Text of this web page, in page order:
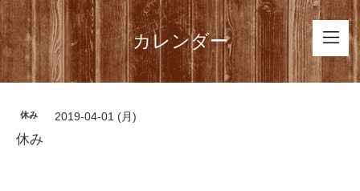
カレンダー
休み 2019-04-01 (月)
休み